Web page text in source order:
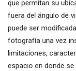
que permitan su
fuera del ángulo de
puede ser
fotografía una vez
limitaciones,
espacio en donde